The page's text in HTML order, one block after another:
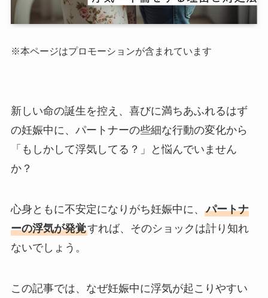
※本ページはプロモーションが含まれています
新しい命の誕生を控え、喜びに満ちあふれるはず
の妊娠中に、パートナーの些細な行動の変化から
「もしかして浮気してる？」と悩んでいません
か？
心身ともに不安定になりがち妊娠中に、 パートナ
ーの浮気が発覚すれば、そのショックは計り知れ
ないでしょう。
この記事では、なぜ妊娠中に浮気が起こりやすい